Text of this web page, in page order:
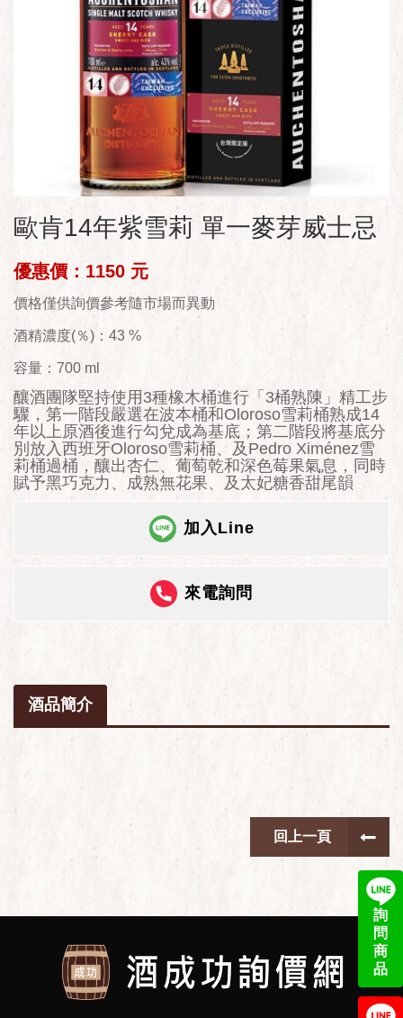
詢
問
商
品
歐肯14年紫雪莉 單一麥芽威士忌
優惠價：1150 元
價格僅供詢價參考隨市場而異動
酒精濃度(％)：43 %
容量：700 ml
釀酒團隊堅持使用3種橡木桶進行「3桶熟陳」精工步
驟，第一階段嚴選在波本桶和Oloroso雪莉桶熟成14
年以上原酒後進行勾兌成為基底；第二階段將基底分
別放入西班牙Oloroso雪莉桶、及Pedro Ximénez雪
莉桶過桶，釀出杏仁、葡萄乾和深色莓果氣息，同時
賦予黑巧克力、成熟無花果、及太妃糖香甜尾韻
加入Line
來電詢問
酒品簡介
回上一頁